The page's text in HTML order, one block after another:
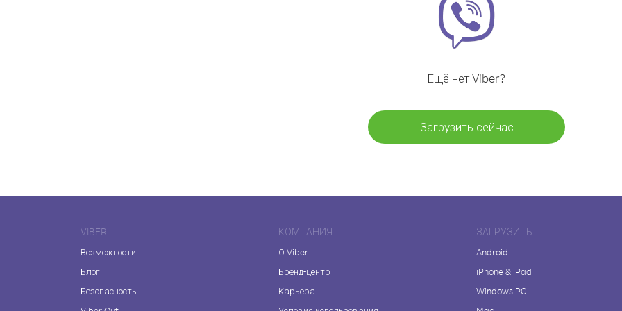
Ещё нет Viber?
Загрузить сейчас
VIBER
Возможности
Блог
Безопасность
КОМПАНИЯ
О Viber
Бренд-центр
Карьера
ЗАГРУЗИТЬ
Android
iPhone & iPad
Windows PC